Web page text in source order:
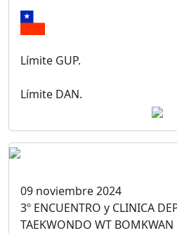
Límite GUP.
Límite DAN.
09 noviembre 2024
3º ENCUENTRO y CLINICA
TAEKWONDO WT